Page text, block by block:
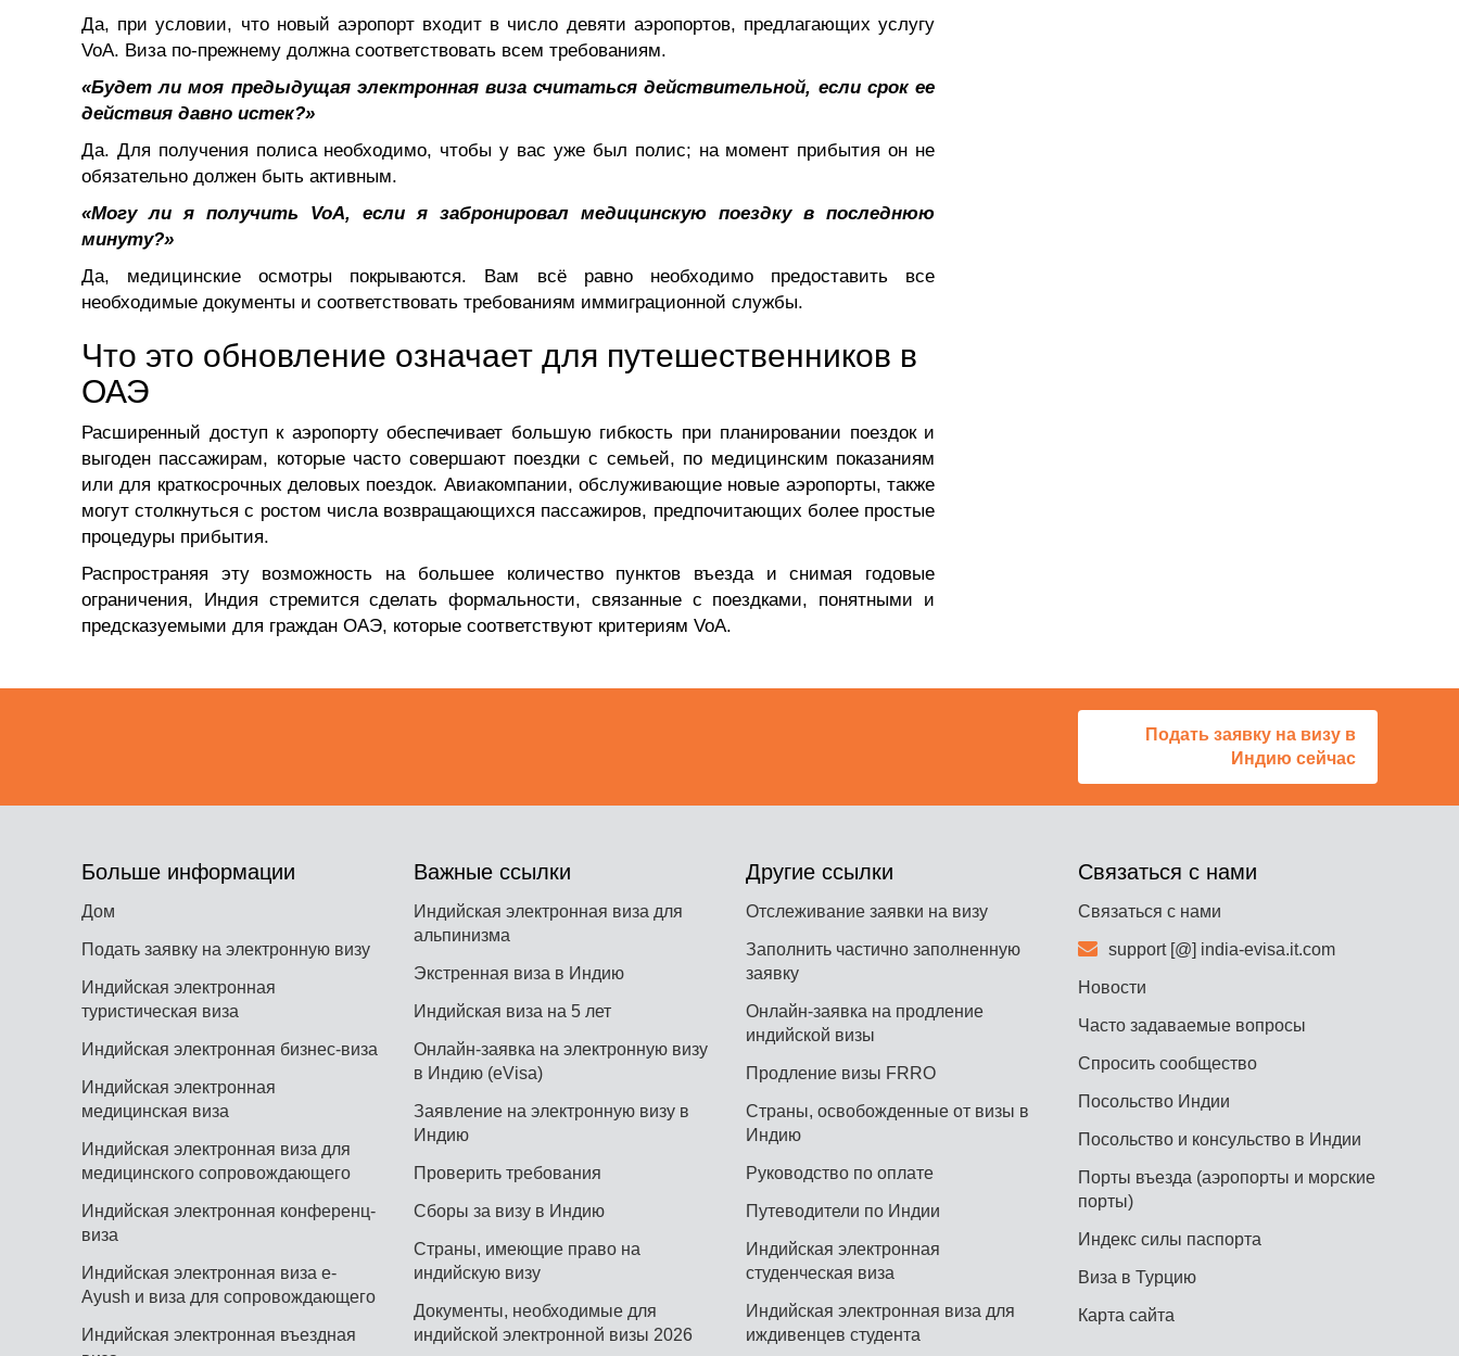
Да, при условии, что новый аэропорт входит в число девяти аэропортов, предлагающих услугу
VoA. Виза по-прежнему должна соответствовать всем требованиям.
«Будет ли моя предыдущая электронная виза считаться действительной, если срок ее
действия давно истек?»
Да. Для получения полиса необходимо, чтобы у вас уже был полис; на момент прибытия он не
обязательно должен быть активным.
«Могу ли я получить VoA, если я забронировал медицинскую поездку в последнюю
минуту?»
Да, медицинские осмотры покрываются. Вам всё равно необходимо предоставить все
необходимые документы и соответствовать требованиям иммиграционной службы.
Что это обновление означает для путешественников в
ОАЭ
Расширенный доступ к аэропорту обеспечивает большую гибкость при планировании поездок и
выгоден пассажирам, которые часто совершают поездки с семьей, по медицинским показаниям
или для краткосрочных деловых поездок. Авиакомпании, обслуживающие новые аэропорты, также
могут столкнуться с ростом числа возвращающихся пассажиров, предпочитающих более простые
процедуры прибытия.
Распространяя эту возможность на большее количество пунктов въезда и снимая годовые
ограничения, Индия стремится сделать формальности, связанные с поездками, понятными и
предсказуемыми для граждан ОАЭ, которые соответствуют критериям VoA.
Подать заявку на визу в
Индию сейчас
Больше информации
Дом
Подать заявку на электронную визу
Индийская электронная
туристическая виза
Индийская электронная бизнес-виза
Индийская электронная
медицинская виза
Индийская электронная виза для
медицинского сопровождающего
Индийская электронная конференц-
виза
Индийская электронная виза e-
Ayush и виза для сопровождающего
Индийская электронная въездная
Важные ссылки
Индийская электронная виза для
альпинизма
Экстренная виза в Индию
Индийская виза на 5 лет
Онлайн-заявка на электронную визу
в Индию (eVisa)
Заявление на электронную визу в
Индию
Проверить требования
Сборы за визу в Индию
Страны, имеющие право на
индийскую визу
Документы, необходимые для
индийской электронной визы 2026
Другие ссылки
Отслеживание заявки на визу
Заполнить частично заполненную
заявку
Онлайн-заявка на продление
индийской визы
Продление визы FRRO
Страны, освобожденные от визы в
Индию
Руководство по оплате
Путеводители по Индии
Индийская электронная
студенческая виза
Индийская электронная виза для
иждивенцев студента
Связаться с нами
Связаться с нами
support [@] india-evisa.it.com
Новости
Часто задаваемые вопросы
Спросить сообщество
Посольство Индии
Посольство и консульство в Индии
Порты въезда (аэропорты и морские
порты)
Индекс силы паспорта
Виза в Турцию
Карта сайта